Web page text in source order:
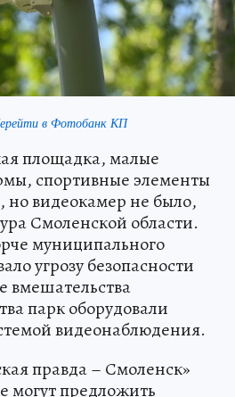
в Фотобанк КП
площадка, малые
спортивные элементы
но видеокамер не было,
Смоленской области.
муниципального
угрозу безопасности
вмешательства
парк оборудовали
видеонаблюдения.
правда – Смоленск»
могут предложить